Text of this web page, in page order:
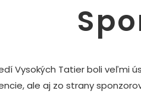
Vysokých Tatier boli veľmi
ale aj zo strany